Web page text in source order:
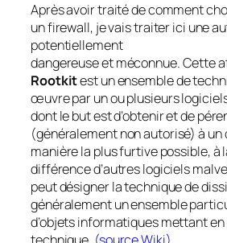
Après avoir traité de comment
un firewall, je vais traiter ici une
potentiellement
dangereuse et méconnue. Cette
Rootkitest un ensemble de
œuvre par un ou plusieurs
dont le but est d’obtenir et de
(généralement non autorisé) à un
manière la plus furtive possible, à
différence d’autres logiciels
peut désigner la technique de
généralement un ensemble
d’objets informatiques mettant